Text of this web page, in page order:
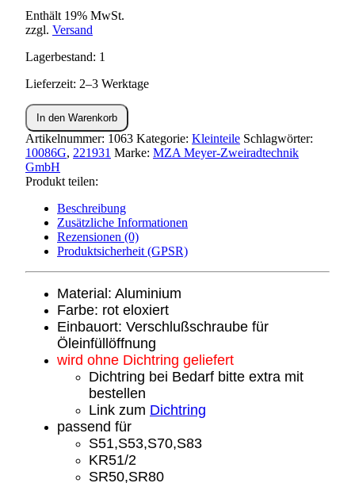
Enthält 19% MwSt.
zzgl. Versand
Lagerbestand: 1
Lieferzeit: 2–3 Werktage
Verschlußschraube
-
Alu
rot
eloxiert
-
Menge
In den Warenkorb
Artikelnummer: 1063 Kategorie: Kleinteile Schlagwörter:
10086G, 221931 Marke: MZA Meyer-Zweiradtechnik
GmbH
Produkt teilen:
Beschreibung
Zusätzliche Informationen
Rezensionen (0)
Produktsicherheit (GPSR)
Material: Aluminium
Farbe: rot eloxiert
Einbauort: Verschlußschraube für
Öleinfüllöffnung
wird ohne Dichtring geliefert
Dichtring bei Bedarf bitte extra mit
bestellen
Link zum Dichtring
passend für
S51,S53,S70,S83
KR51/2
SR50,SR80